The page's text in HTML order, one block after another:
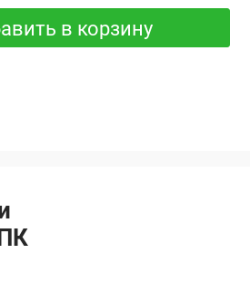
в корзину